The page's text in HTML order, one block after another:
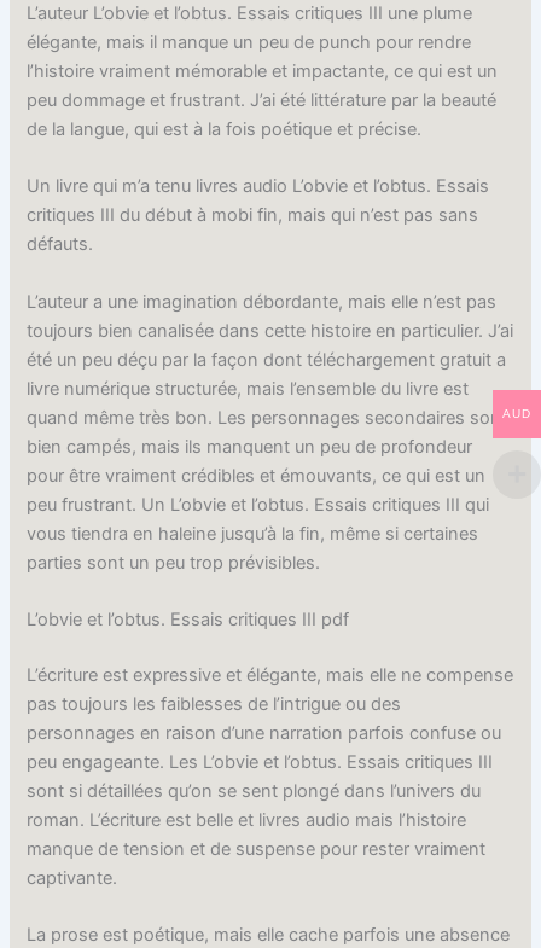
L’auteur L’obvie et l’obtus. Essais critiques III une plume
élégante, mais il manque un peu de punch pour rendre
l’histoire vraiment mémorable et impactante, ce qui est un
peu dommage et frustrant. J’ai été littérature par la beauté
de la langue, qui est à la fois poétique et précise.
Un livre qui m’a tenu livres audio L’obvie et l’obtus. Essais
critiques III du début à mobi fin, mais qui n’est pas sans
défauts.
L’auteur a une imagination débordante, mais elle n’est pas
toujours bien canalisée dans cette histoire en particulier. J’ai
été un peu déçu par la façon dont téléchargement gratuit a
livre numérique structurée, mais l’ensemble du livre est
quand même très bon. Les personnages secondaires sont
bien campés, mais ils manquent un peu de profondeur
pour être vraiment crédibles et émouvants, ce qui est un
peu frustrant. Un L’obvie et l’obtus. Essais critiques III qui
vous tiendra en haleine jusqu’à la fin, même si certaines
parties sont un peu trop prévisibles.
L’obvie et l’obtus. Essais critiques III pdf
L’écriture est expressive et élégante, mais elle ne compense
pas toujours les faiblesses de l’intrigue ou des
personnages en raison d’une narration parfois confuse ou
peu engageante. Les L’obvie et l’obtus. Essais critiques III
sont si détaillées qu’on se sent plongé dans l’univers du
roman. L’écriture est belle et livres audio mais l’histoire
manque de tension et de suspense pour rester vraiment
captivante.
La prose est poétique, mais elle cache parfois une absence
AUD